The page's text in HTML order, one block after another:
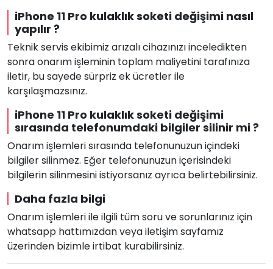
iPhone 11 Pro kulaklık soketi değişimi nasıl
yapılır ?
Teknik servis ekibimiz arızalı cihazınızı inceledikten
sonra onarım işleminin toplam maliyetini tarafınıza
iletir, bu sayede sürpriz ek ücretler ile
karşılaşmazsınız.
iPhone 11 Pro kulaklık soketi değişimi
sırasında telefonumdaki bilgiler silinir mi ?
Onarım işlemleri sırasında telefonunuzun içindeki
bilgiler silinmez. Eğer telefonunuzun içerisindeki
bilgilerin silinmesini istiyorsanız ayrıca belirtebilirsiniz.
Daha fazla bilgi
Onarım işlemleri ile ilgili tüm soru ve sorunlarınız için
whatsapp hattımızdan veya iletişim sayfamız
üzerinden bizimle irtibat kurabilirsiniz.